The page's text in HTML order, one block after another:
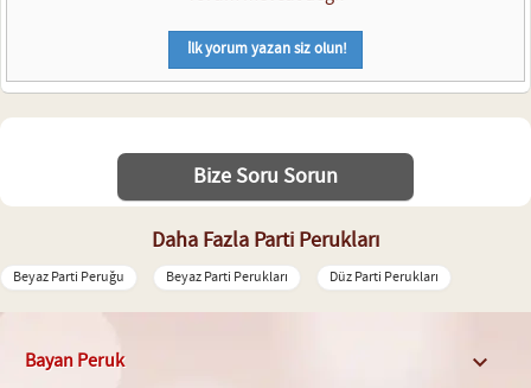
İlk yorum yazan siz olun!
Bize Soru Sorun
Daha Fazla Parti Perukları
Beyaz Parti Peruğu Beyaz Parti Perukları Düz Parti Perukları
Bayan Peruk 